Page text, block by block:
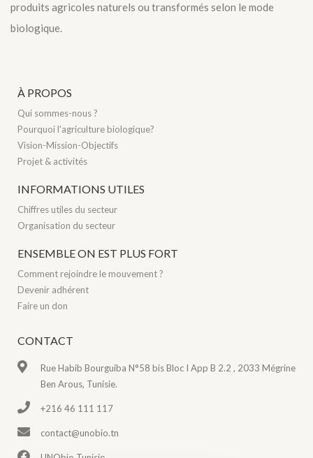
produits agricoles naturels ou transformés selon le mode
biologique.
À PROPOS
Qui sommes-nous ?
Pourquoi l'agriculture biologique?
Vision-Mission-Objectifs
Projet & activités
INFORMATIONS UTILES
Chiffres utiles du secteur
Organisation du secteur
ENSEMBLE ON EST PLUS FORT
Comment rejoindre le mouvement ?
Devenir adhérent
Faire un don
CONTACT
Rue Habib Bourguiba N°58 bis Bloc I App B 2.2 , 2033 Mégrine
Ben Arous, Tunisie.
+216 46 111 117
contact@unobio.tn